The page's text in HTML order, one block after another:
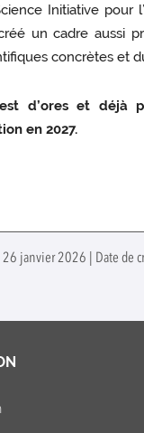
Initiative pour
un cadre aussi
concrètes et
est d’ores et déjà
en 2027.
26 janvier 2026 | Date de